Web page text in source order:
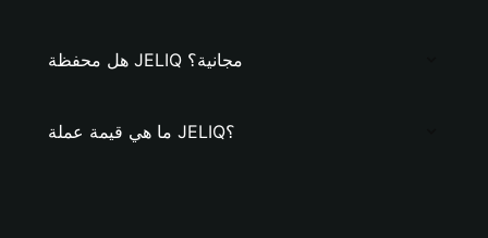
هل محفظة JELIQ مجانية؟
ما هي قيمة عملة JELIQ؟